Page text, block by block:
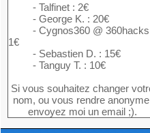
- Talfinet : 2€
- George K. : 20€
- Cygnos360 @ 360hacks
1€
- Sebastien D. : 15€
- Tanguy T. : 10€
Si vous souhaitez changer
nom, ou vous rendre
envoyez moi un email ;).